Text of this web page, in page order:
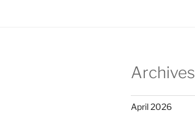
Archives
April 2026